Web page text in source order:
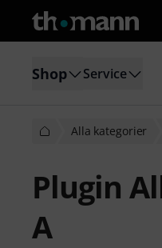
Shop Service
Alla kategorier
Plugin
A